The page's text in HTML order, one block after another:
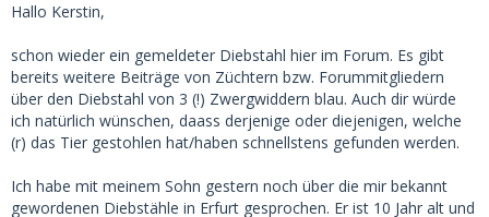
Hallo Kerstin,
schon wieder ein gemeldeter Diebstahl hier im Forum. Es gibt
bereits weitere Beiträge von Züchtern bzw. Forummitgliedern
über den Diebstahl von 3 (!) Zwergwiddern blau. Auch dir würde
ich natürlich wünschen, daass derjenige oder diejenigen, welche
(r) das Tier gestohlen hat/haben schnellstens gefunden werden.
Ich habe mit meinem Sohn gestern noch über die mir bekannt
gewordenen Diebstähle in Erfurt gesprochen. Er ist 10 Jahr alt und